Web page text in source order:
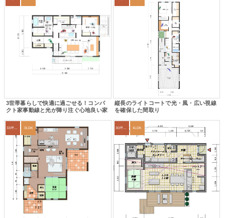
3世帯暮らしで快適に過ごせる！コンパ
クト家事動線と光が降り注ぐ心地良い家
縦長のライトコートで光・風・広い視線
を確保した間取り
3LDK 30坪～33坪 4LDK